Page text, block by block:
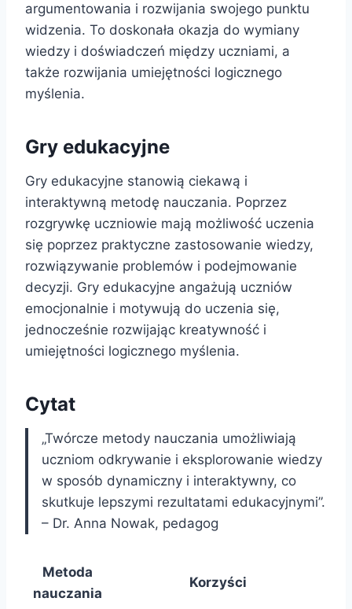
argumentowania i rozwijania swojego punktu
widzenia. To doskonała okazja do wymiany
wiedzy i doświadczeń między uczniami, a
także rozwijania umiejętności logicznego
myślenia.
Gry edukacyjne
Gry edukacyjne stanowią ciekawą i
interaktywną metodę nauczania. Poprzez
rozgrywkę uczniowie mają możliwość uczenia
się poprzez praktyczne zastosowanie wiedzy,
rozwiązywanie problemów i podejmowanie
decyzji. Gry edukacyjne angażują uczniów
emocjonalnie i motywują do uczenia się,
jednocześnie rozwijając kreatywność i
umiejętności logicznego myślenia.
Cytat
„Twórcze metody nauczania umożliwiają
uczniom odkrywanie i eksplorowanie wiedzy
w sposób dynamiczny i interaktywny, co
skutkuje lepszymi rezultatami edukacyjnymi”.
– Dr. Anna Nowak, pedagog
Metoda
nauczania
Korzyści